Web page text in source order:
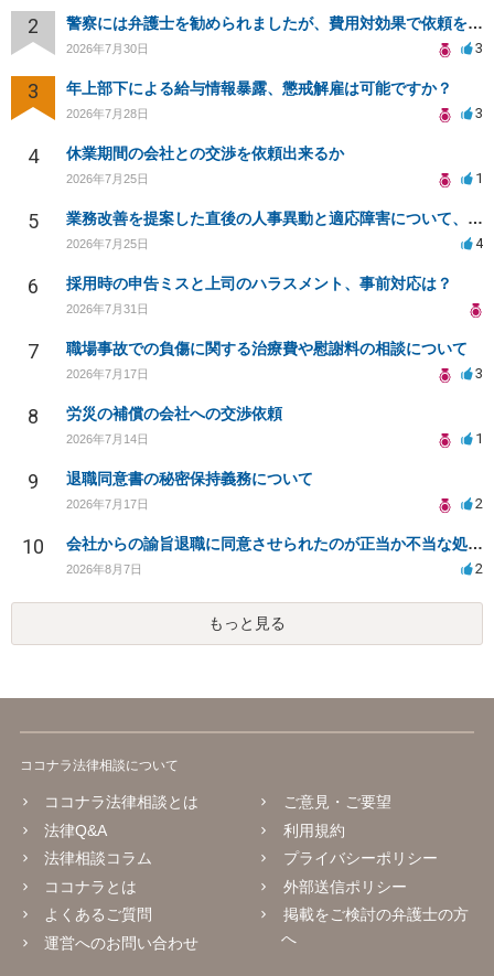
2 警察には弁護士を勧められましたが、費用対効果で依頼をすることを躊躇しています。
2026年7月30日 3
3 年上部下による給与情報暴露、懲戒解雇は可能ですか？
2026年7月28日 3
4 休業期間の会社との交渉を依頼出来るか
2026年7月25日 1
5 業務改善を提案した直後の人事異動と適応障害について、法的に問題があるか相談したいです。
2026年7月25日 4
6 採用時の申告ミスと上司のハラスメント、事前対応は？
2026年7月31日
7 職場事故での負傷に関する治療費や慰謝料の相談について
2026年7月17日 3
8 労災の補償の会社への交渉依頼
2026年7月14日 1
9 退職同意書の秘密保持義務について
2026年7月17日 2
10 会社からの諭旨退職に同意させられたのが正当か不当な処分かどうか教えてほしい
2026年8月7日 2
もっと見る
ココナラ法律相談について
ココナラ法律相談とは
法律Q&A
法律相談コラム
ココナラとは
よくあるご質問
運営へのお問い合わせ
ご意見・ご要望
利用規約
プライバシーポリシー
外部送信ポリシー
掲載をご検討の弁護士の方
へ